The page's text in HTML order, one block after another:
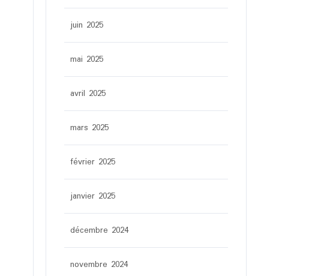
juin 2025
mai 2025
avril 2025
mars 2025
février 2025
janvier 2025
décembre 2024
novembre 2024